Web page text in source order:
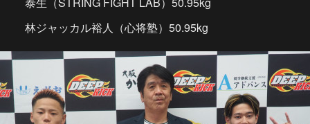
林ジャッカル裕人（心将塾）50.95kg